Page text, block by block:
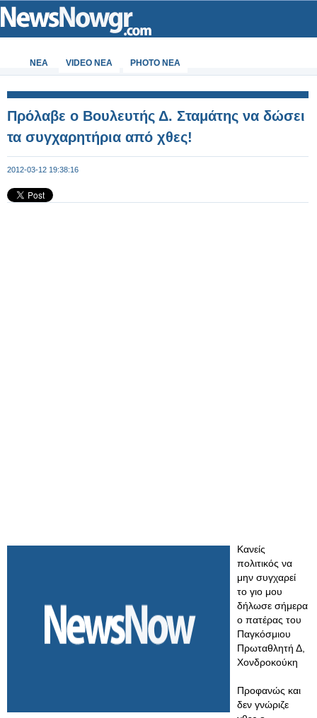
ΝΕΑ VIDEO NEA PHOTO NEA
Πρόλαβε ο Βουλευτής Δ. Σταμάτης να δώσει
τα συγχαρητήρια από χθες!
2012-03-12 19:38:16
Κανείς
πολιτικός να
μην συγχαρεί
το γιο μου
δήλωσε σήμερα
ο πατέρας του
Παγκόσμιου
Πρωταθλητή Δ,
Χονδροκούκη
Προφανώς και
δεν γνώριζε